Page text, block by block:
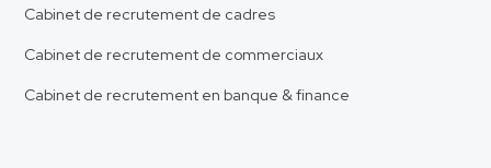
Cabinet de recrutement de cadres
Cabinet de recrutement de commerciaux
Cabinet de recrutement en banque & finance